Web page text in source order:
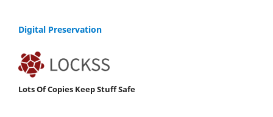
Digital Preservation
Lots Of Copies Keep Stuff Safe